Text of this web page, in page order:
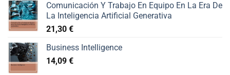
Comunicación Y Trabajo En Equipo En La Era De
La Inteligencia Artificial Generativa
21,30 €
Business Intelligence
14,09 €